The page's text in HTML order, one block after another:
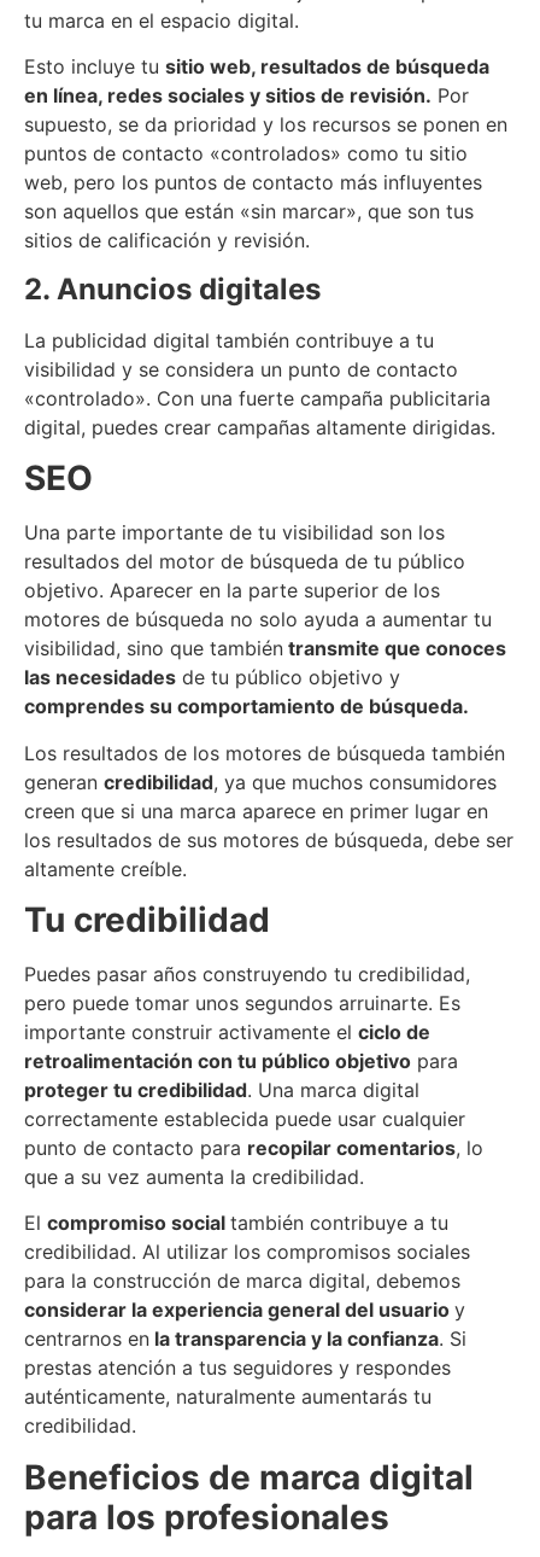
tu marca en el espacio digital.
Esto incluye tu sitio web, resultados de búsqueda
en línea, redes sociales y sitios de revisión. Por
supuesto, se da prioridad y los recursos se ponen en
puntos de contacto «controlados» como tu sitio
web, pero los puntos de contacto más influyentes
son aquellos que están «sin marcar», que son tus
sitios de calificación y revisión.
2. Anuncios digitales
La publicidad digital también contribuye a tu
visibilidad y se considera un punto de contacto
«controlado». Con una fuerte campaña publicitaria
digital, puedes crear campañas altamente dirigidas.
SEO
Una parte importante de tu visibilidad son los
resultados del motor de búsqueda de tu público
objetivo. Aparecer en la parte superior de los
motores de búsqueda no solo ayuda a aumentar tu
visibilidad, sino que también transmite que conoces
las necesidades de tu público objetivo y
comprendes su comportamiento de búsqueda.
Los resultados de los motores de búsqueda también
generan credibilidad, ya que muchos consumidores
creen que si una marca aparece en primer lugar en
los resultados de sus motores de búsqueda, debe ser
altamente creíble.
Tu credibilidad
Puedes pasar años construyendo tu credibilidad,
pero puede tomar unos segundos arruinarte. Es
importante construir activamente el ciclo de
retroalimentación con tu público objetivo para
proteger tu credibilidad. Una marca digital
correctamente establecida puede usar cualquier
punto de contacto para recopilar comentarios, lo
que a su vez aumenta la credibilidad.
El compromiso social también contribuye a tu
credibilidad. Al utilizar los compromisos sociales
para la construcción de marca digital, debemos
considerar la experiencia general del usuario y
centrarnos en la transparencia y la confianza. Si
prestas atención a tus seguidores y respondes
auténticamente, naturalmente aumentarás tu
credibilidad.
Beneficios de marca digital
para los profesionales